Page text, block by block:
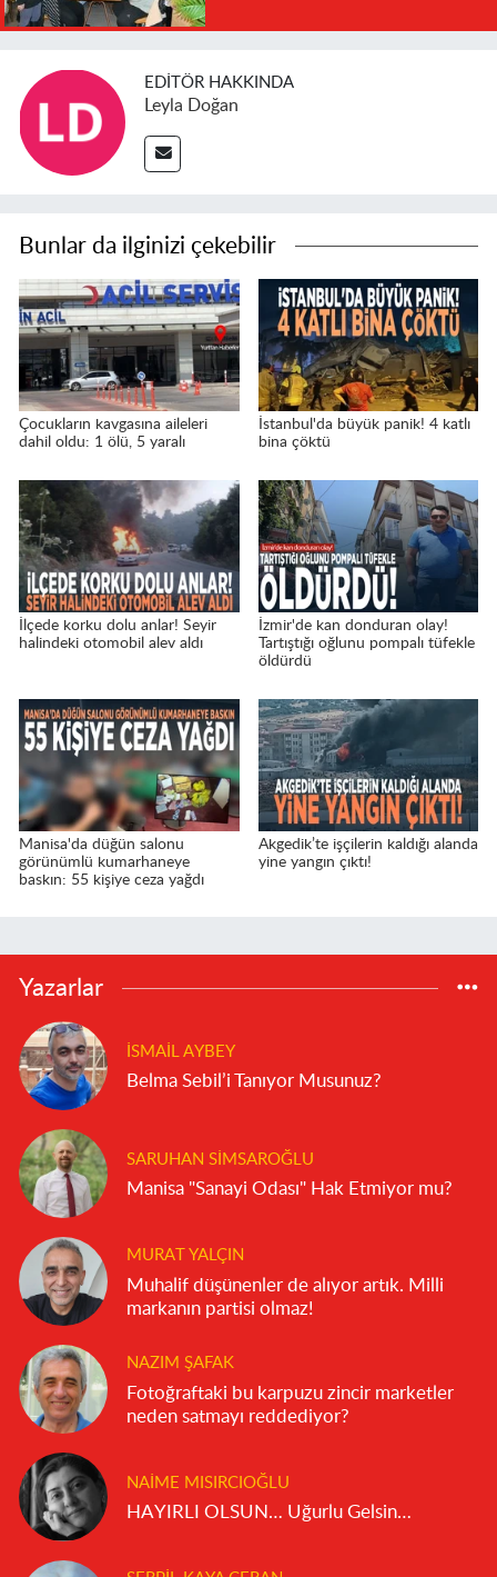
EDITÖR HAKKINDA
Leyla Doğan
Bunlar da ilginizi çekebilir
Çocukların kavgasına aileleri
dahil oldu: 1 ölü, 5 yaralı
İstanbul'da büyük panik! 4 katlı
bina çöktü
İlçede korku dolu anlar! Seyir
halindeki otomobil alev aldı
İzmir'de kan donduran olay!
Tartıştığı oğlunu pompalı tüfekle
öldürdü
Manisa'da düğün salonu
görünümlü kumarhaneye
baskın: 55 kişiye ceza yağdı
Akgedik’te işçilerin kaldığı alanda
yine yangın çıktı!
Yazarlar
İSMAIL AYBEY
Belma Sebil’i Tanıyor Musunuz?
SARUHAN SIMSAROĞLU
Manisa "Sanayi Odası" Hak Etmiyor mu?
MURAT YALÇIN
Muhalif düşünenler de alıyor artık. Milli
markanın partisi olmaz!
NAZIM ŞAFAK
Fotoğraftaki bu karpuzu zincir marketler
neden satmayı reddediyor?
NAIME MISIRCIOĞLU
HAYIRLI OLSUN… Uğurlu Gelsin…